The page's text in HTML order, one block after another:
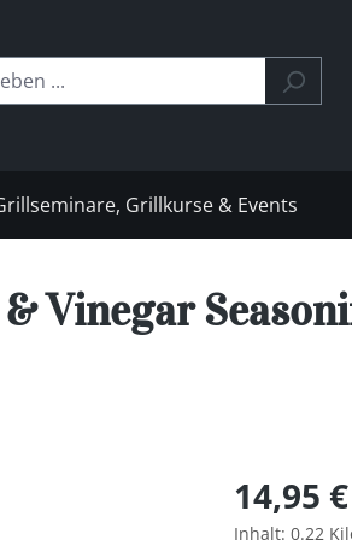
Grillkurse & Events
Vinegar
Regulärer
14,95 €
Inhalt: 0.22